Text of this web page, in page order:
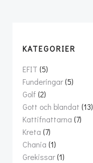
KATEGORIER
EFIT (5)
Funderingar(5)
Golf (2)
Gott och blandat (13)
Kattifnattarna (7)
Kreta (7)
Chania (1)
Grekissar(1)